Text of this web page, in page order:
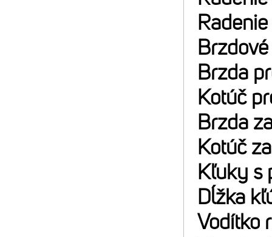
Brzda
Kotúč
Brzda
Kotúč
Kľuky s
Dĺžka
Vodítko